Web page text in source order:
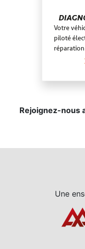
Votre
piloté
Rejoignez-nous
Une